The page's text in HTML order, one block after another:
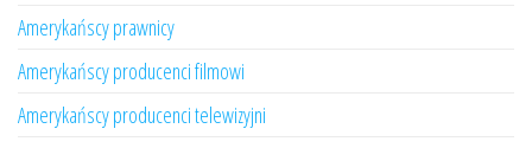
Amerykańscy prawnicy
Amerykańscy producenci filmowi
Amerykańscy producenci telewizyjni